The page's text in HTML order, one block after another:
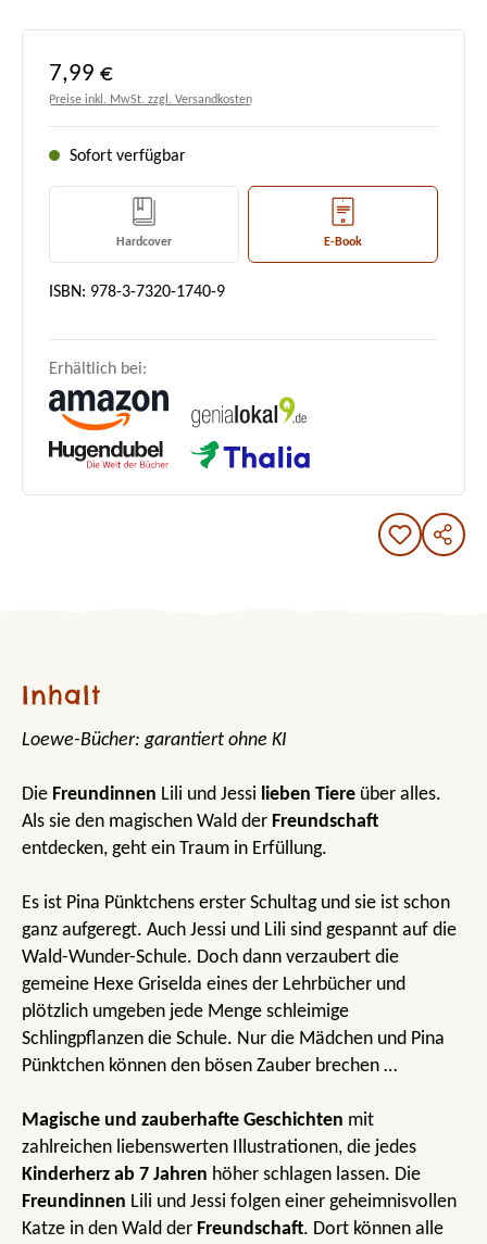
Regulärer Preis:
7,99 €
Preise inkl. MwSt. zzgl. Versandkosten
Sofort verfügbar
Hardcover E-Book
ISBN: 978-3-7320-1740-9
Erhältlich bei:
Inhalt
Loewe-Bücher: garantiert ohne KI
Die Freundinnen Lili und Jessi lieben Tiere über alles.
Als sie den magischen Wald der Freundschaft
entdecken, geht ein Traum in Erfüllung.
Es ist Pina Pünktchens erster Schultag und sie ist schon
ganz aufgeregt. Auch Jessi und Lili sind gespannt auf die
Wald-Wunder-Schule. Doch dann verzaubert die
gemeine Hexe Griselda eines der Lehrbücher und
plötzlich umgeben jede Menge schleimige
Schlingpflanzen die Schule. Nur die Mädchen und Pina
Pünktchen können den bösen Zauber brechen …
Magische und zauberhafte Geschichten mit
zahlreichen liebenswerten Illustrationen, die jedes
Kinderherz ab 7 Jahren höher schlagen lassen. Die
Freundinnen Lili und Jessi folgen einer geheimnisvollen
Katze in den Wald der Freundschaft. Dort können alle